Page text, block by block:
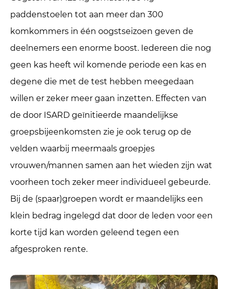
paddenstoelen tot aan meer dan 300
komkommers in één oogstseizoen geven de
deelnemers een enorme boost. Iedereen die nog
geen kas heeft wil komende periode een kas en
degene die met de test hebben meegedaan
willen er zeker meer gaan inzetten. Effecten van
de door ISARD geïnitieerde maandelijkse
groepsbijeenkomsten zie je ook terug op de
velden waarbij meermaals groepjes
vrouwen/mannen samen aan het wieden zijn wat
voorheen toch zeker meer individueel gebeurde.
Bij de (spaar)groepen wordt er maandelijks een
klein bedrag ingelegd dat door de leden voor een
korte tijd kan worden geleend tegen een
afgesproken rente.